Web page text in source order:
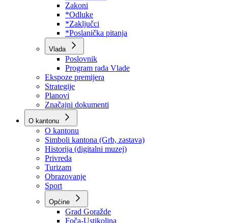
Poslovnik
Program rada Skupštine
Budžet 2026
Zakoni
*Odluke
*Zaključci
*Poslanička pitanja
Vlada
Poslovnik
Program rada Vlade
Ekspoze premijera
Strategije
Planovi
Značajni dokumenti
O kantonu
O kantonu
Simboli kantona (Grb, zastava)
Historija (digitalni muzej)
Privreda
Turizam
Obrazovanje
Sport